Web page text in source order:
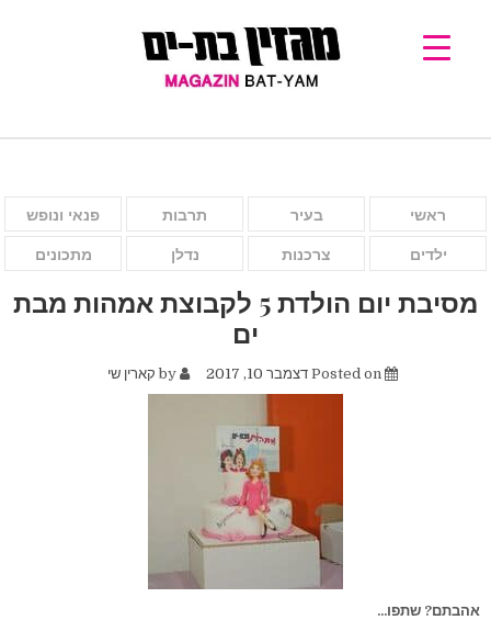
ראשי בעיר תרבות פנאי ונופש
ילדים צרכנות נדלן מתכונים
מסיבת יום הולדת 5 לקבוצת אמהות מבת
ים
Posted on דצמבר 10, 2017 by קארין שי
אהבתם? שתפו...